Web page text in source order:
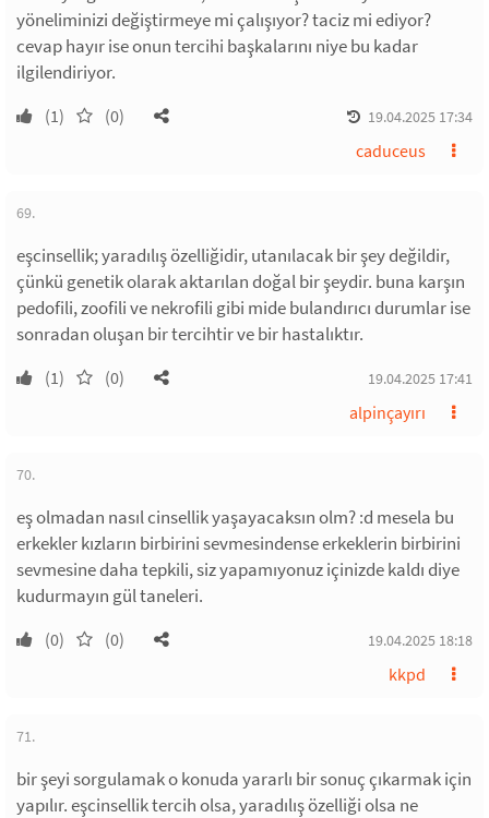
yöneliminizi değiştirmeye mi çalışıyor? taciz mi ediyor?
cevap hayır ise onun tercihi başkalarını niye bu kadar
ilgilendiriyor.
(1) (0) 19.04.2025 17:34
caduceus
69.
eşcinsellik; yaradılış özelliğidir, utanılacak bir şey değildir,
çünkü genetik olarak aktarılan doğal bir şeydir. buna karşın
pedofili, zoofili ve nekrofili gibi mide bulandırıcı durumlar ise
sonradan oluşan bir tercihtir ve bir hastalıktır.
(1) (0) 19.04.2025 17:41
alpinçayırı
70.
eş olmadan nasıl cinsellik yaşayacaksın olm? :d mesela bu
erkekler kızların birbirini sevmesindense erkeklerin birbirini
sevmesine daha tepkili, siz yapamıyonuz içinizde kaldı diye
kudurmayın gül taneleri.
(0) (0) 19.04.2025 18:18
kkpd
71.
bir şeyi sorgulamak o konuda yararlı bir sonuç çıkarmak için
yapılır. eşcinsellik tercih olsa, yaradılış özelliği olsa ne